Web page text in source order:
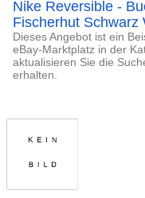
Nike Reversible -
Fischerhut Schwarz
Dieses Angebot ist ein
eBay-Marktplatz in der
aktualisieren Sie die
erhalten.